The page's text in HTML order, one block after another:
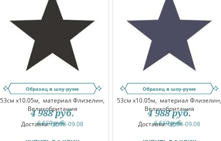
Образец в шоу-руме
53см x10.05м, материал Флизелин,
Великобритания
Доставка:08.08-09.08
6 650руб.
4 988 руб.
Образец в шоу-руме
53см x10.05м, материал Флизелин,
Великобритания
Доставка:08.08-09.08
6 650руб.
4 988 руб.